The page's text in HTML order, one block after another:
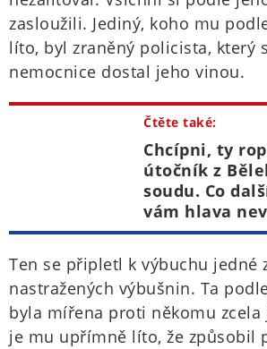
zasloužili. Jediný, koho mu
líto, byl zraněný policista, který
nemocnice dostal jeho vinou.
Čtěte také:
Chcípni, ty
útočník z
soudu. Co
vám hlava
Ten se připletl k výbuchu jedné
nastražených výbušnin. Ta
byla mířena proti někomu
je mu upřímně líto, že způsobil